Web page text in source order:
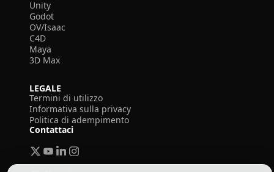
Unity
Godot
OV/Isaac
C4D
Maya
3D Max
LEGALE
Termini di utilizzo
Informativa sulla privacy
Politica di adempimento
Contattaci